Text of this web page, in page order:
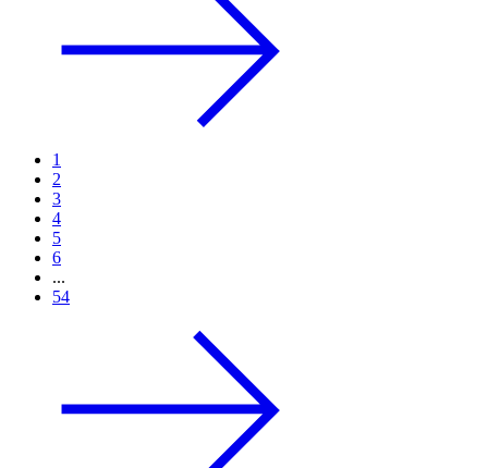
1
2
3
4
5
6
...
54